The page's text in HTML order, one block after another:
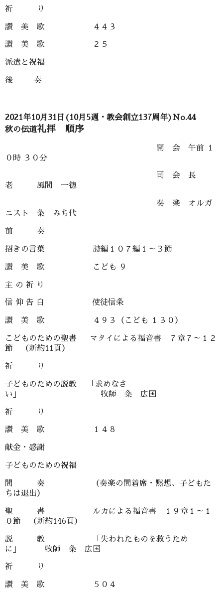
祈 り
讃 美 歌 ４４３
讃 美 歌 ２５
派遣と祝福
後 奏
2021年10月31日(10月5週・教会創立137周年)No.44
秋の伝道礼拝 順序
開 会 午前 １
０時 ３０分
司 会 長
老 風間 一徳
奏 楽 オルガ
ニスト 粂 みち代
前 奏
招きの言葉 詩編１０７編１～３節
讃 美 歌 こども ９
主 の 祈 り
信 仰 告 白 使徒信条
讃 美 歌 ４９３（こども １３０）
こどものための聖書 マタイによる福音書 ７章７～１２
節 （新約11頁）
祈 り
子どものための説教 「求めなさ
い」 牧師 粂 広国
祈 り
讃 美 歌 １４８
献金・感謝
子どものための祝福
間 奏 （奏楽の間着席・黙想、子どもた
ちは退出）
聖 書 ルカによる福音書 １９章１～１
０節 （新約146頁）
説 教 「失われたものを救うため
に」 牧師 粂 広国
祈 り
讃 美 歌 ５０４